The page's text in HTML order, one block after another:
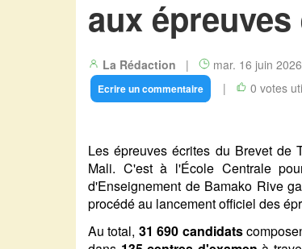
aux
La Rédaction | mar. 16 juin
Ecrire un commentaire | 0 votes
Les épreuves écrites du Brevet de
Mali. C'est à l'École Centrale
d'Enseignement de Bamako Rive
procédé au lancement officiel des
Au total, 31 690 candidats